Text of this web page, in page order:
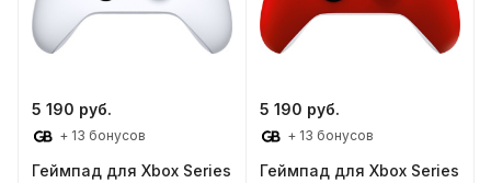
5 190 руб.
+ 13 бонусов
Геймпад для Xbox Series
5 190 руб.
+ 13 бонусов
Геймпад для Xbox Series